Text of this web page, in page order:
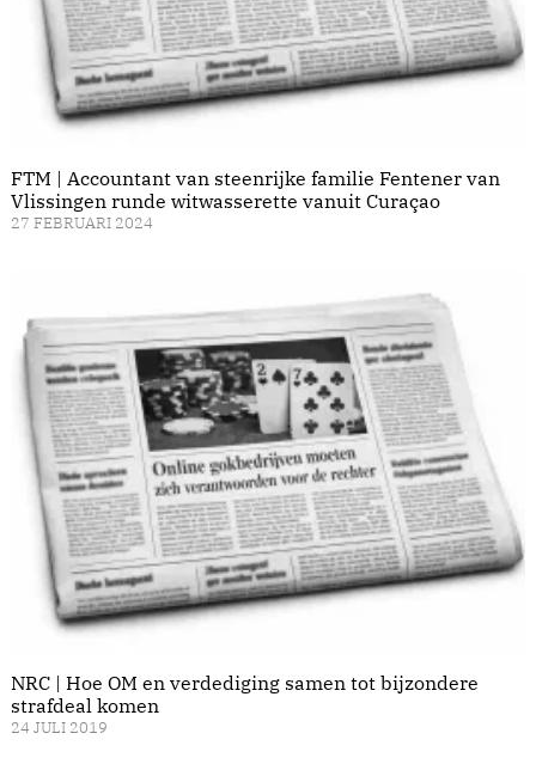
FTM | Accountant van steenrijke familie Fentener van
Vlissingen runde witwasserette vanuit Curaçao
27 FEBRUARI 2024
NRC | Hoe OM en verdediging samen tot bijzondere
strafdeal komen
24 JULI 2019